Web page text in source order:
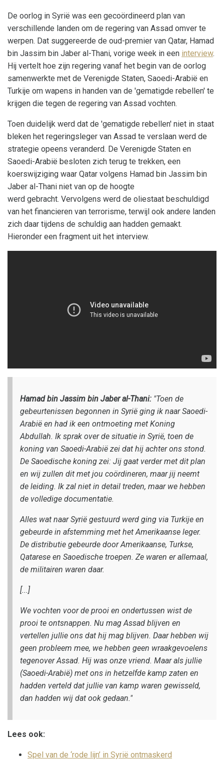
De oorlog in Syrië was een gecoördineerd plan van
verschillende landen om de regering van Assad omver te
werpen. Dat suggereerde de oud-premier van Qatar, Hamad
bin Jassim bin Jaber al-Thani, vorige week in een interview.
Hij vertelt hoe zijn regering vanaf het begin van de oorlog
samenwerkte met de Verenigde Staten, Saoedi-Arabië en
Turkije om wapens in handen van de 'gematigde rebellen' te
krijgen die tegen de regering van Assad vochten.
Toen duidelijk werd dat de 'gematigde rebellen' niet in staat
bleken het regeringsleger van Assad te verslaan werd de
strategie opeens veranderd. De Verenigde Staten en
Saoedi-Arabië besloten zich terug te trekken, een
koerswijziging waar Qatar volgens Hamad bin Jassim bin
Jaber al-Thani niet van op de hoogte
werd gebracht. Vervolgens werd de oliestaat beschuldigd
van het financieren van terrorisme, terwijl ook andere landen
zich daar tijdens de schuldig aan hadden gemaakt.
Hieronder een fragment uit het interview.
Hamad bin Jassim bin Jaber al-Thani: "Toen de
gebeurtenissen begonnen in Syrië ging ik naar Saoedi-
Arabië en had ik een ontmoeting met Koning
Abdullah. Ik sprak over de situatie in Syrië, toen de
koning van Saoedi-Arabië zei dat hij achter ons stond.
De Saoedische koning zei: Jij gaat verder met dit plan
en wij zullen dit met jou coördineren, maar jij neemt
de leiding. Ik zal niet in detail treden, maar we hebben
de volledige documentatie.
Alles wat naar Syrië gestuurd werd ging via Turkije en
gebeurde in afstemming met het Amerikaanse leger.
De distributie gebeurde door Amerikaanse, Turkse,
Qatarese en Saoedische troepen. Ze waren er allemaal,
de militairen waren daar.
[...]
We vochten voor de prooi en ondertussen wist de
prooi te ontsnappen. Nu mag Assad blijven en
vertellen jullie ons dat hij mag blijven. Daar hebben wij
geen probleem mee, we hebben geen wraakgevoelens
tegenover Assad. Hij was onze vriend. Maar als jullie
(Saoedi-Arabië) met ons in hetzelfde kamp zaten en
hadden verteld dat jullie van kamp waren gewisseld,
dan hadden wij dat ook gedaan."
Lees ook:
Spel van de ‘rode lijn’ in Syrië ontmaskerd